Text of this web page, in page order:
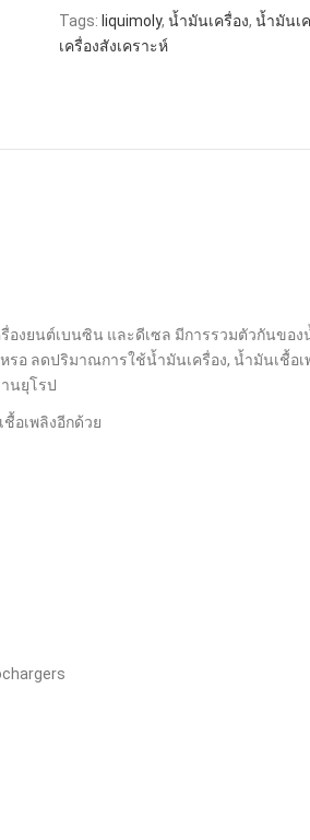
Tags: liquimoly, น้ำมันเครื่อง, น้ำมันเ
เครื่องสังเคราะห์
ยนต์เบนซิน และดีเซล มีการรวมตัวกันของ
ลดปริมาณการใช้น้ำมันเครื่อง, น้ำมันเชื้อ
นยุโรป
อเพลิงอีกด้วย